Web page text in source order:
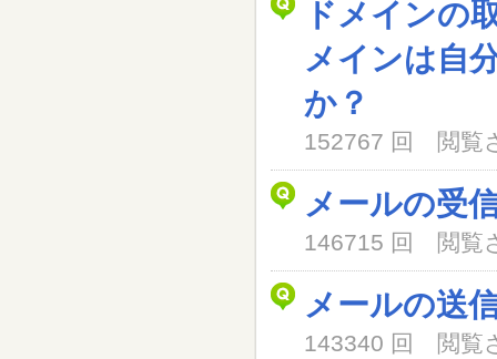
ドメインの
メインは自
か？
152767 回 閲覧
メールの受
146715 回 閲覧
メールの送
143340 回 閲覧